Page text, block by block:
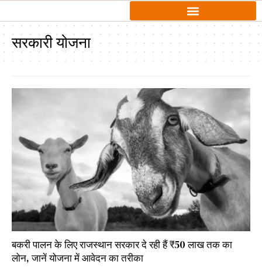
सरकारी योजना
बकरी पालन के लिए राजस्थान सरकार दे रही हैं ₹50 लाख तक का
लोन, जानें योजना में आवेदन का तरीका